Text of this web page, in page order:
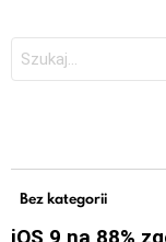
Szukaj:
Bez kategorii
iOS 9 na 88%